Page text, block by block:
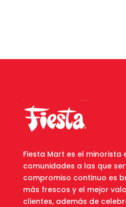
Fiesta Mart es el minorista
comunidades a las que
compromiso continuo es
más frescos y el mejor
clientes, además de